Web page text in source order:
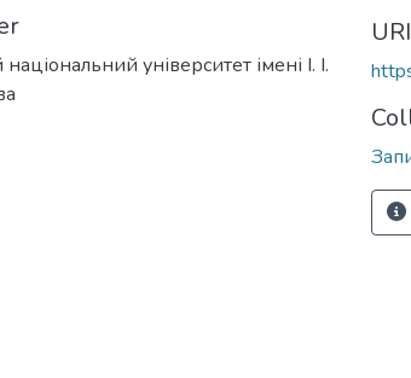
університет імені І. І.
URI